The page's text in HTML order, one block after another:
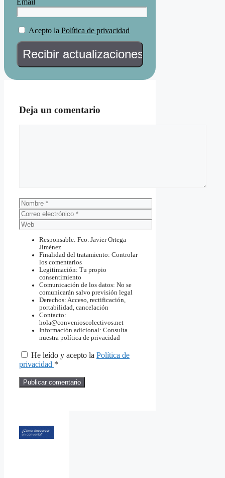
Email
Acepto la Política de privacidad
Deja un comentario
Nombre
Correo
electrónico
Web
Responsable: Fco. Javier Ortega
Jiménez
Finalidad del tratamiento: Controlar
los comentarios
Legitimación: Tu propio
consentimiento
Comunicación de los datos: No se
comunicarán salvo previsión legal
Derechos: Acceso, rectificación,
portabilidad, cancelación
Contacto:
hola@convenioscolectivos.net
Información adicional: Consulta
nuestra política de privacidad
He leído y acepto la Política de
privacidad *